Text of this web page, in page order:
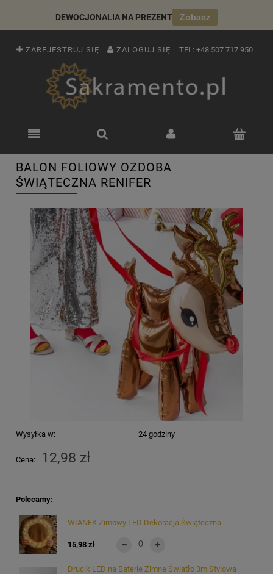
DEWOCJONALIA NA PREZENT Zobacz
ZAREJESTRUJ SIĘ ZALOGUJ SIĘ TEL: +48 507 717 950
BALON FOLIOWY OZDOBA
ŚWIĄTECZNA RENIFER
Wysyłka w: 24 godziny
Cena: 12,98 zł
Polecamy:
Drucik LED na Baterie Zimne Światło 3m Stylowa
WIANEK Zimowy LED Dekoracja Świąteczna
15,98 zł